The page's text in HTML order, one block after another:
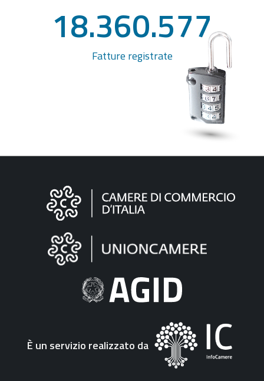
18.360.577
Fatture registrate
Informazioni
"Fattura
Elettronica"
È un servizio realizzato da